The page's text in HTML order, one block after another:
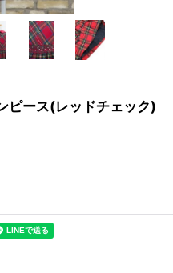
ピース(レッドチェック)